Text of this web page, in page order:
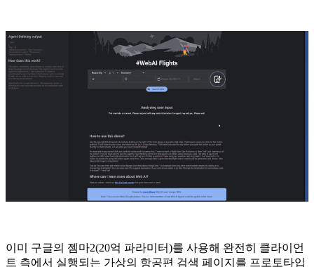
이미 구글의 젬마2(20억 파라미터)를 사용해 완전히 클라이언
트 측에서 실행되는 가상의 항공편 검색 페이지를 프로토타입